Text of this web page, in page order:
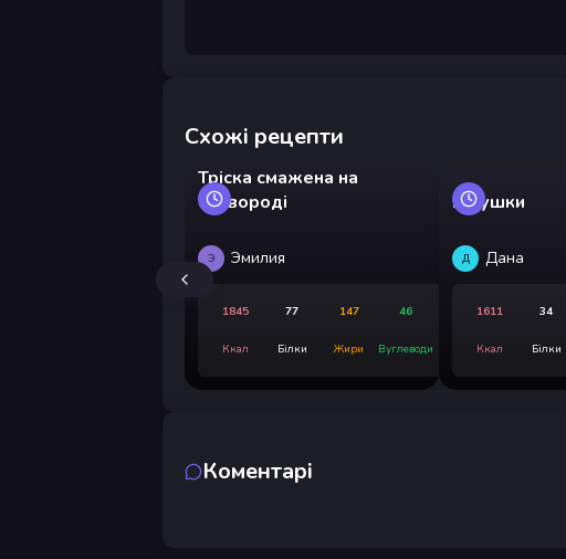
Схожі рецепти
Тріска смажена на
сковороді
Э Эмилия
1845
Ккал
77
Білки
147
Жири
46
Вуглеводи
Галушки
Д Дана
1611
Ккал
34
Білки
Коментарі